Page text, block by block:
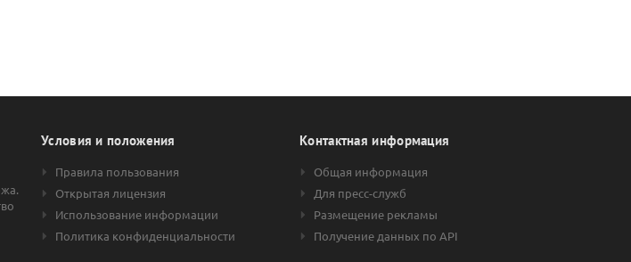
Условия и положения
Правила пользования
Открытая лицензия
Использование информации
Политика конфиденциальности
Контактная информация
Общая информация
Для пресс-служб
Размещение рекламы
Получение данных по API